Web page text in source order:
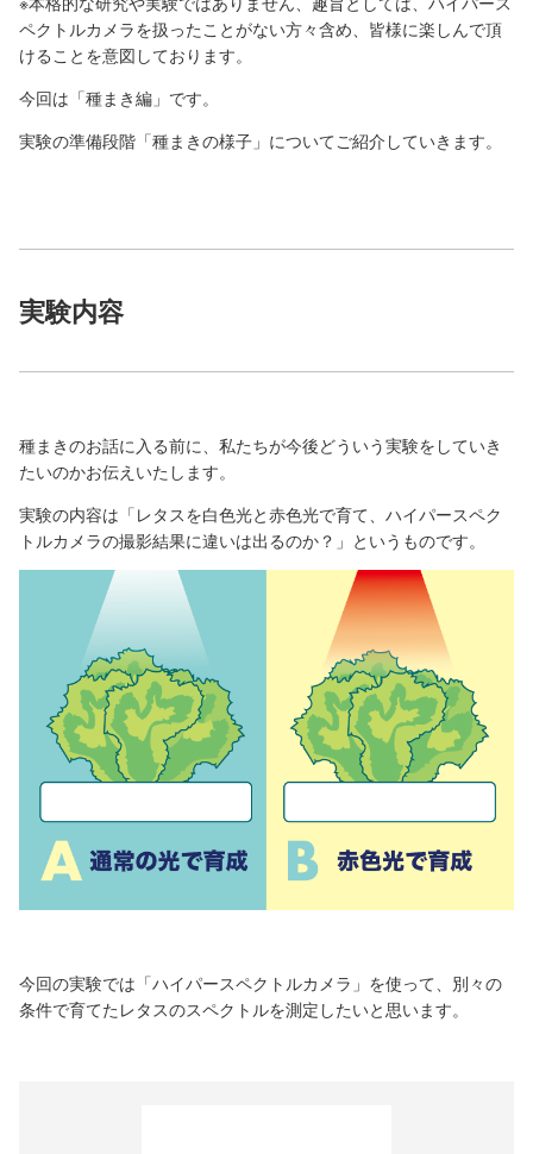
ペクトルカメラを扱ったことがない方々含め、皆様に楽しんで頂
けることを意図しております。
今回は「種まき編」です。
実験の準備段階「種まきの様子」についてご紹介していきます。
実験内容
種まきのお話に入る前に、私たちが今後どういう実験をしていき
たいのかお伝えいたします。
実験の内容は「レタスを白色光と赤色光で育て、ハイパースペク
トルカメラの撮影結果に違いは出るのか？」というものです。
今回の実験では「ハイパースペクトルカメラ」を使って、別々の
条件で育てたレタスのスペクトルを測定したいと思います。